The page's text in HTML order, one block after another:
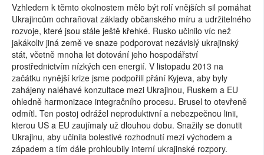
Vzhledem k těmto okolnostem mělo být rolí vnějších sil pomáhat
Ukrajincům ochraňovat základy občanského míru a udržitelného
rozvoje, které jsou stále ještě křehké. Rusko učinilo víc než
jakákoliv jiná země ve snaze podporovat nezávislý ukrajinský
stát, včetně mnoha let dotování jeho hospodářství
prostřednictvím nízkých cen energií. V listopadu 2013 na
začátku nynější krize jsme podpořili přání Kyjeva, aby byly
zahájeny naléhavé konzultace mezi Ukrajinou, Ruskem a EU
ohledně harmonizace integračního procesu. Brusel to otevřeně
odmítl. Ten postoj odrážel neproduktivní a nebezpečnou linii,
kterou US a EU zaujímaly už dlouhou dobu. Snažily se donutit
Ukrajinu, aby učinila bolestivé rozhodnutí mezi východem a
západem a tím dále prohloubily interní ukrajinské rozpory.